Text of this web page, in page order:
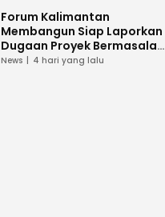
Forum Kalimantan
Membangun Siap Laporkan
Dugaan Proyek Bermasalah
PUPR Kalteng
News 4 hari yang lalu